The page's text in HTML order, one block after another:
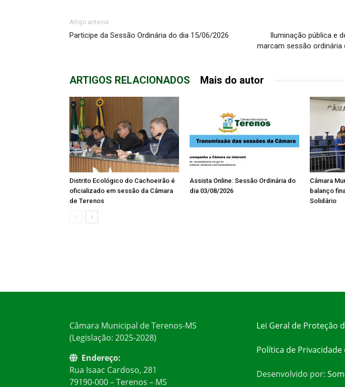
Artigo anterior
Participe da Sessão Ordinária do dia 15/06/2026
Iluminação pública e
marcam sessão ordinária
ARTIGOS RELACIONADOS Mais do autor
Distrito Ecológico do Cachoeirão é
oficializado em sessão da Câmara
de Terenos
Assista Online: Sessão Ordinária do
dia 03/08/2026
Câmara
balanço
Solidário
Câmara Municipal de Terenos-MS
(Legislação: 2025-2028)
Endereço:
Rua Isaac Cardoso, 281
79190-000 – Terenos – MS
Lei Geral de Proteção
Política de Privacidade
Desenvolvido por: